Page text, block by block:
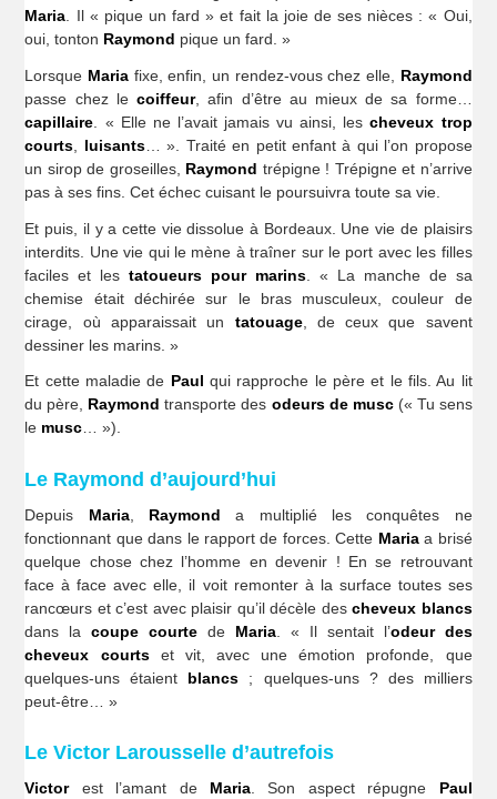
Maria . Il « pique un fard » et fait la joie de ses nièces : « Oui,
oui, tonton Raymond pique un fard. »
Lorsque Maria fixe, enfin, un rendez-vous chez elle, Raymond
passe chez lecoiffeur, afin d’être au mieux de sa forme…
capillaire . « Elle ne l’avait jamais vu ainsi, lescheveux trop
courts
luisants… ». Traité en petit enfant à qui l’on propose
un sirop de groseilles, Raymond trépigne ! Trépigne et n’arrive
pas à ses fins. Cet échec cuisant le poursuivra toute sa vie.
Et puis, il y a cette vie dissolue à Bordeaux. Une vie de plaisirs
interdits. Une vie qui le mène à traîner sur le port avec les filles
faciles et lestatoueurs pour marins . « La manche de sa
chemise était déchirée sur le bras musculeux, couleur de
cirage, où apparaissait un tatouage, de ceux que savent
dessiner les marins. »
Et cette maladie de Paul qui rapproche le père et le fils. Au lit
du père, Raymond transporte des odeurs de musc(« Tu sens
le musc… »).
Le Raymond d’aujourd’hui
Depuis Maria, Raymond a multiplié les conquêtes ne
fonctionnant que dans le rapport de forces. Cette Mariaa brisé
quelque chose chez l’homme en devenir ! En se retrouvant
face à face avec elle, il voit remonter à la surface toutes ses
rancœurs et c’est avec plaisir qu’il décèle descheveux blancs
dans lacoupe courte de Maria . « Il sentait l’odeur des
cheveux courtset vit, avec une émotion profonde, que
quelques-uns étaient blancs ; quelques-uns ? des milliers
peut-être… »
Le Victor Larousselle d’autrefois
Victorest l’amant de Maria. Son aspect répugne Paul